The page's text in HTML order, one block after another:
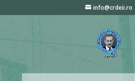
info@crdeii.ro